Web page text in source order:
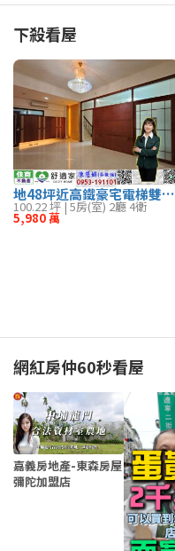
東部縣市
台東縣 花蓮縣
不限
全台灣
下殺看屋
地48坪近高鐵豪宅電梯雙車墅 高雄地產顧問
100.22 坪 | 5房(室) 2廳 4衛
5,980 萬
網紅房仲60秒看屋
嘉義房地產-東森房屋
彌陀加盟店